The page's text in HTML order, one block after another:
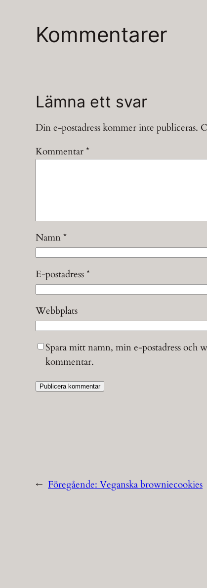
Kommentarer
Lämna ett svar
Din e-postadress kommer inte publiceras.
Kommentar*
Namn*
E-postadress*
Webbplats
Spara mitt namn, min e-postadress och
kommentar.
← Föregående:Veganska browniecookies